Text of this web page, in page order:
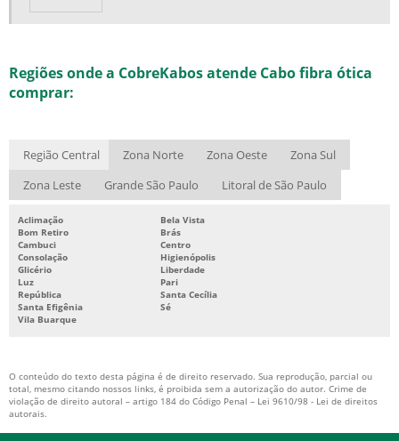
FÁBRICA DE FIO DE TELEFONE
FABRICANTE DE CABO UTP
FABRICANTE DE CABOS DE TELECOMUNICAÇÕES
FABRICANTES DE CABOS DE REDE
FABRICANTES DE CABOS PARA TELEFONIA
FABRICANTES DE FIO FDG
FIO TELEFÔNICO FDG
FIOS DE TELECOMUNICAÇÕES
FIOS E CABOS TELEFÔNICOS
FORNECEDOR DE CABOS DE TELECOMUNICAÇÕES
Regiões onde a CobreKabos atende Cabo fibra ótica
comprar:
Região Central Zona Norte Zona Oeste
Zona Sul
Zona Leste
Grande São Paulo Litoral de São Paulo
Aclimação
Bela Vista
Bom Retiro
Brás
Cambuci
Centro
Consolação
Higienópolis
Glicério
Liberdade
Luz
Pari
República
Santa Cecília
Santa Efigênia
Sé
Vila Buarque
O conteúdo do texto desta página é de direito reservado. Sua reprodução, parcial ou
total, mesmo citando nossos links, é proibida sem a autorização do autor. Crime de
violação de direito autoral – artigo 184 do Código Penal – Lei 9610/98 - Lei de direitos
autorais.